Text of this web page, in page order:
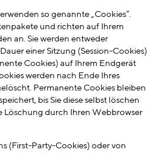
so genannte „Cookies“.
und richten auf Ihrem
an. Sie werden entweder
einer Sitzung (Session-Cookies)
Cookies) auf Ihrem Endgerät
werden nach Ende Ihres
Permanente Cookies bleiben
bis Sie diese selbst löschen
Löschung durch Ihren Webbrowser
(First-Party-Cookies) oder von